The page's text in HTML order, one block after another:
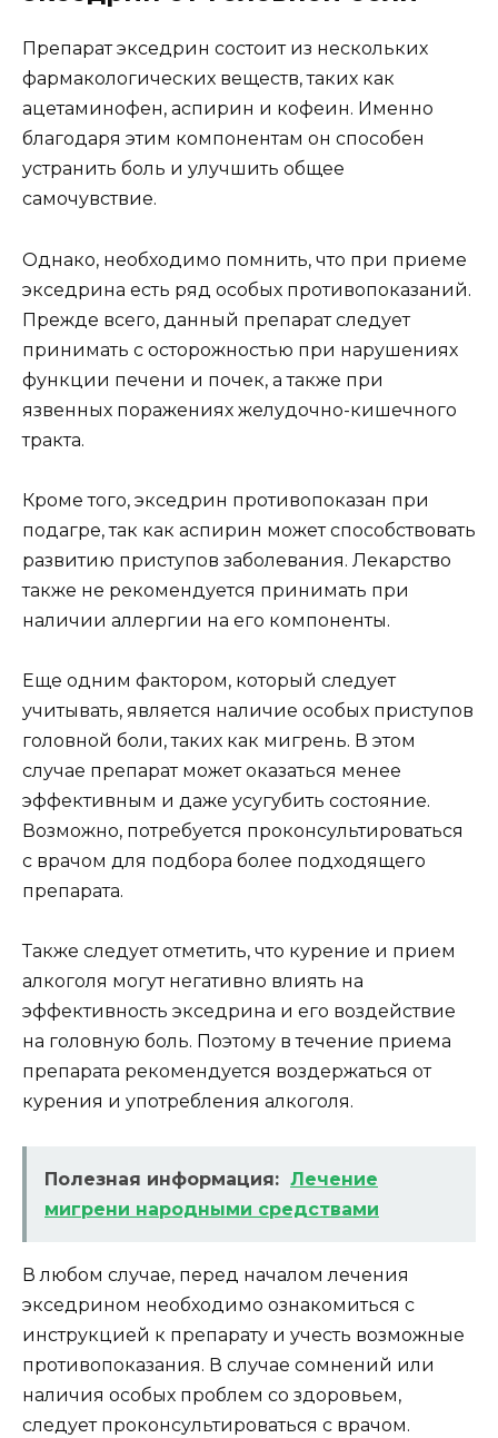
Препарат экседрин состоит из нескольких
фармакологических веществ, таких как
ацетаминофен, аспирин и кофеин. Именно
благодаря этим компонентам он способен
устранить боль и улучшить общее
самочувствие.
Однако, необходимо помнить, что при приеме
экседрина есть ряд особых противопоказаний.
Прежде всего, данный препарат следует
принимать с осторожностью при нарушениях
функции печени и почек, а также при
язвенных поражениях желудочно-кишечного
тракта.
Кроме того, экседрин противопоказан при
подагре, так как аспирин может способствовать
развитию приступов заболевания. Лекарство
также не рекомендуется принимать при
наличии аллергии на его компоненты.
Еще одним фактором, который следует
учитывать, является наличие особых приступов
головной боли, таких как мигрень. В этом
случае препарат может оказаться менее
эффективным и даже усугубить состояние.
Возможно, потребуется проконсультироваться
с врачом для подбора более подходящего
препарата.
Также следует отметить, что курение и прием
алкоголя могут негативно влиять на
эффективность экседрина и его воздействие
на головную боль. Поэтому в течение приема
препарата рекомендуется воздержаться от
курения и употребления алкоголя.
Полезная информация: Лечение
мигрени народными средствами
В любом случае, перед началом лечения
экседрином необходимо ознакомиться с
инструкцией к препарату и учесть возможные
противопоказания. В случае сомнений или
наличия особых проблем со здоровьем,
следует проконсультироваться с врачом.